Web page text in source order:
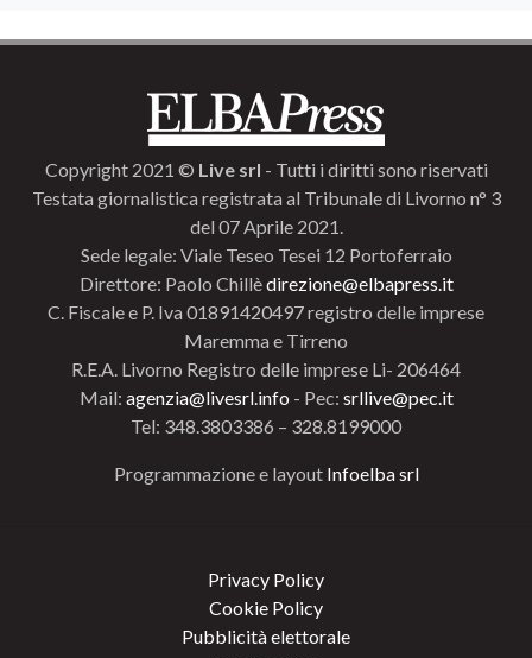
Copyright 2021 © Live srl - Tutti i diritti sono riservati
Testata giornalistica registrata al Tribunale di Livorno n° 3
del 07 Aprile 2021.
Sede legale: Viale Teseo Tesei 12 Portoferraio
Direttore: Paolo Chillèdirezione@elbapress.it
C. Fiscale e P. Iva 01891420497 registro delle imprese
Maremma e Tirreno
R.E.A. Livorno Registro delle imprese Li- 206464
Mail: agenzia@livesrl.info - Pec: srllive@pec.it
Tel: 348.3803386 – 328.8199000
Programmazione e layout Infoelba srl
Privacy Policy
Cookie Policy
Pubblicità elettorale